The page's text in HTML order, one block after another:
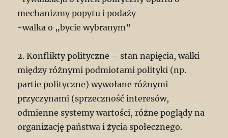
mechanizmy popytu i podaży
-walka o „bycie wybranym”
2. Konflikty polityczne – stan napięcia, walki
między różnymi podmiotami polityki (np.
partie polityczne) wywołane różnymi
przyczynami (sprzeczność interesów,
odmienne systemy wartości, różne poglądy na
organizację państwa i życia społecznego.